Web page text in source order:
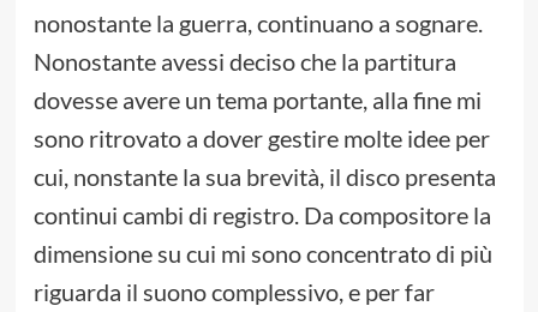
nonostante la guerra, continuano a sognare.
Nonostante avessi deciso che la partitura
dovesse avere un tema portante, alla fine mi
sono ritrovato a dover gestire molte idee per
cui, nonstante la sua brevità, il disco presenta
continui cambi di registro. Da compositore la
dimensione su cui mi sono concentrato di più
riguarda il suono complessivo, e per far